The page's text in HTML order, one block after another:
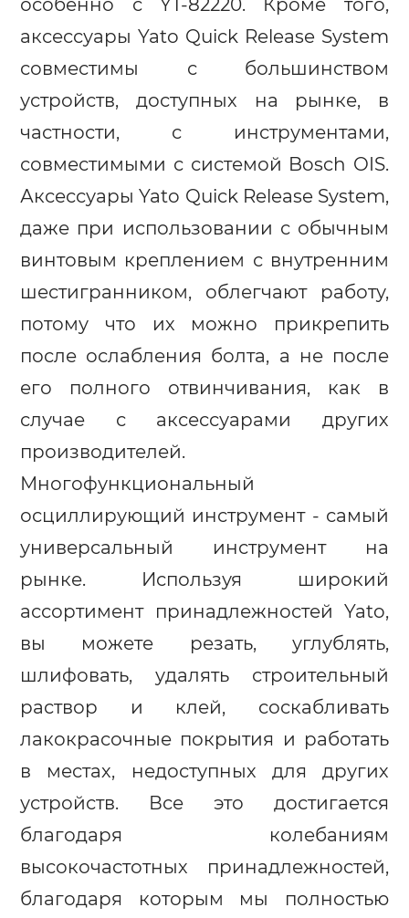
аксессуары Yato Quick Release System
совместимы с большинством
устройств, доступных на рынке, в
частности, с инструментами,
совместимыми с системой Bosch OIS.
Аксессуары Yato Quick Release System,
даже при использовании с обычным
винтовым креплением с внутренним
шестигранником, облегчают работу,
потому что их можно прикрепить
после ослабления болта, а не после
его полного отвинчивания, как в
случае с аксессуарами других
производителей.
Многофункциональный
осциллирующий инструмент - самый
универсальный инструмент на
рынке. Используя широкий
ассортимент принадлежностей Yato,
вы можете резать, углублять,
шлифовать, удалять строительный
раствор и клей, соскабливать
лакокрасочные покрытия и работать
в местах, недоступных для других
устройств. Все это достигается
благодаря колебаниям
высокочастотных принадлежностей,
благодаря которым мы полностью